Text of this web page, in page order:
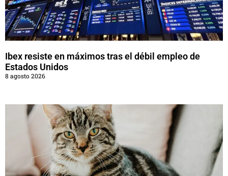
Ibex resiste en máximos tras el débil empleo de
Estados Unidos
8 agosto 2026